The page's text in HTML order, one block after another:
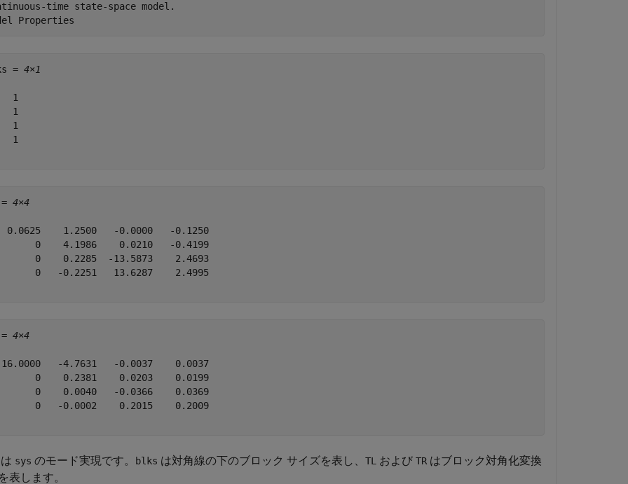
time state-space model.
= 4×1
1
1
1
1
4×4
0.0625    1.2500   -0.0000   -0.1250
0    4.1986    0.0210   -0.4199
0    0.2285  -13.5873    2.4693
0   -0.2251   13.6287    2.4995
4×4
-4.7631   -0.0037    0.0037
0    0.2381    0.0203    0.0199
0    0.0040   -0.0366    0.0369
0   -0.0002    0.2015    0.2009
は sys のモード実現です。 blks は対角線の下のブロック サイズを表し、 TL および TR はブロック対角化変換
表します。